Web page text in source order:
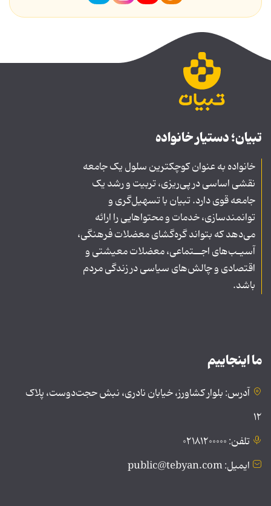
تبیان؛ دستیار خانواده
خانواده به عنوان کوچکترین سلول یک جامعه
نقشی اساسی در پی‌ریزی، تربیت و رشد یک
جامعه قوی دارد. تبیان با تسهیل‌گری و
توانمندسازی، خدمات و محتواهایی را ارائه
می‌دهد که بتواند گره‌گشای معضلات فرهنگی،
آسیـب‌های اجــتماعی، معضلات معیشتی و
اقتصادی و چالش‌های سیاسی در زندگی مردم
باشد.
ما اینجاییم
آدرس: بلوار کشاورز، خیابان نادری، نبش حجت‌دوست، پلاک
۱۲
تلفن: ۰۲۱۸۱۲۰۰۰۰۰
ایمیل: public@tebyan.com